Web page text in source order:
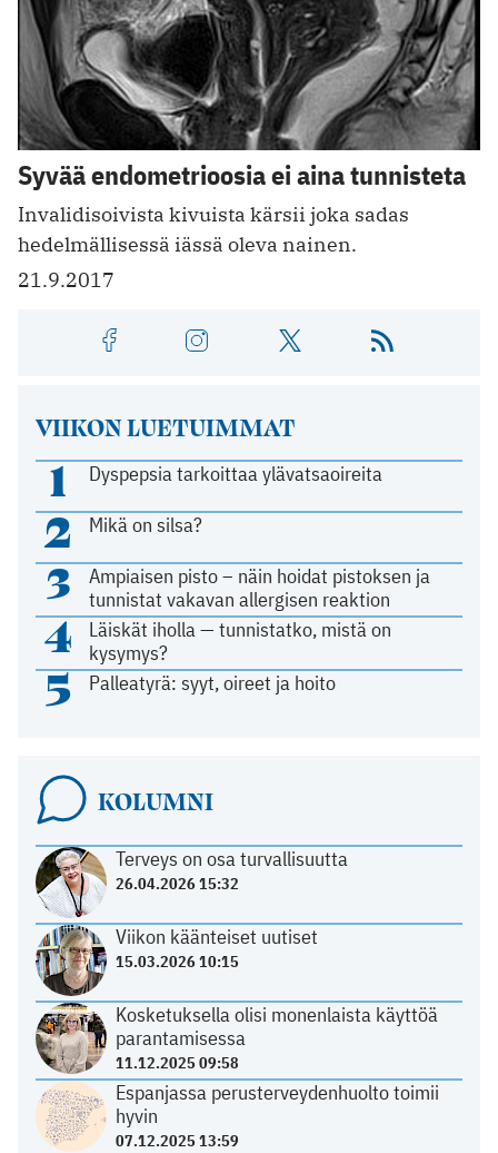
Syvää endometrioosia ei aina tunnisteta
Invalidisoivista kivuista kärsii joka sadas
hedelmällisessä iässä oleva nainen.
21.9.2017
VIIKON LUETUIMMAT
1 Dyspepsia tarkoittaa ylävatsaoireita
2 Mikä on silsa?
3
Ampiaisen pisto – näin hoidat pistoksen ja
tunnistat vakavan allergisen reaktion
4
Läiskät iholla — tunnistatko, mistä on
kysymys?
5 Palleatyrä: syyt, oireet ja hoito
KOLUMNI
Terveys on osa turvallisuutta
26.04.2026 15:32
Viikon käänteiset uutiset
15.03.2026 10:15
Kosketuksella olisi monenlaista käyttöä
parantamisessa
11.12.2025 09:58
Espanjassa perusterveydenhuolto toimii
hyvin
07.12.2025 13:59